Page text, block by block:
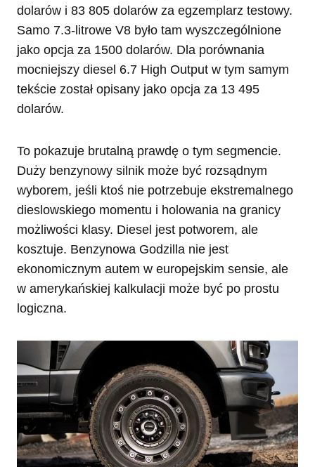
dolarów i 83 805 dolarów za egzemplarz testowy.
Samo 7.3-litrowe V8 było tam wyszczególnione
jako opcja za 1500 dolarów. Dla porównania
mocniejszy diesel 6.7 High Output w tym samym
tekście został opisany jako opcja za 13 495
dolarów.
To pokazuje brutalną prawdę o tym segmencie.
Duży benzynowy silnik może być rozsądnym
wyborem, jeśli ktoś nie potrzebuje ekstremalnego
dieslowskiego momentu i holowania na granicy
możliwości klasy. Diesel jest potworem, ale
kosztuje. Benzynowa Godzilla nie jest
ekonomicznym autem w europejskim sensie, ale
w amerykańskiej kalkulacji może być po prostu
logiczna.